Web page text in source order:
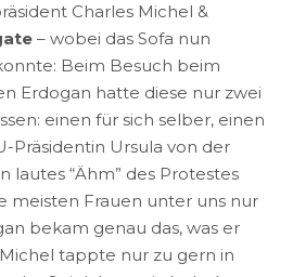
Charles Michel &
– wobei das Sofa nun
Beim Besuch beim
Erdogan hatte diese nur zwei
einen für sich selber, einen
Präsidentin Ursula von der
lautes “Ähm” des Protestes
meisten Frauen unter uns nur
bekam genau das, was er
tappte nur zu gern in